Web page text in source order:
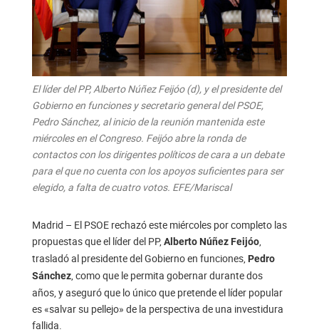
El líder del PP, Alberto Núñez Feijóo (d), y el presidente del
Gobierno en funciones y secretario general del PSOE,
Pedro Sánchez, al inicio de la reunión mantenida este
miércoles en el Congreso. Feijóo abre la ronda de
contactos con los dirigentes políticos de cara a un debate
para el que no cuenta con los apoyos suficientes para ser
elegido, a falta de cuatro votos. EFE/Mariscal
Madrid – El PSOE rechazó este miércoles por completo las
propuestas que el líder del PP, Alberto Núñez Feijóo,
trasladó al presidente del Gobierno en funciones, Pedro
Sánchez, como que le permita gobernar durante dos
años, y aseguró que lo único que pretende el líder popular
es «salvar su pellejo» de la perspectiva de una investidura
fallida.